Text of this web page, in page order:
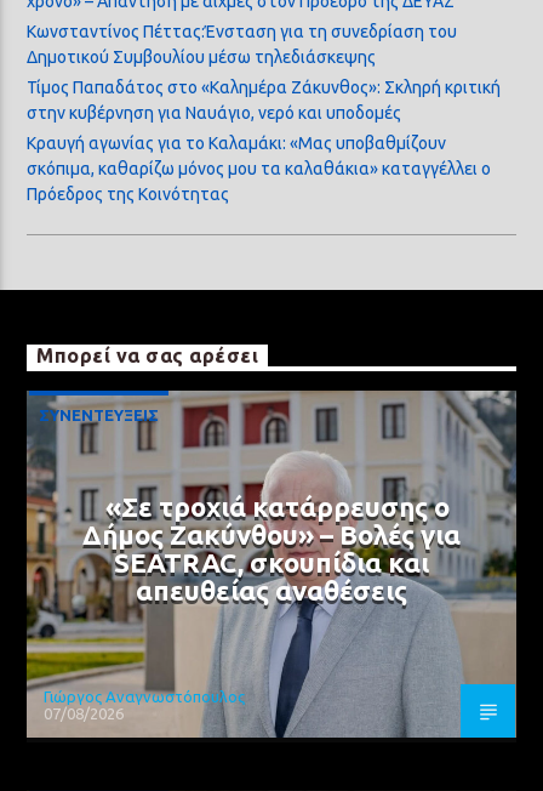
Κωνσταντίνος Πέττας:Ένσταση για τη συνεδρίαση του
Δημοτικού Συμβουλίου μέσω τηλεδιάσκεψης
Τίμος Παπαδάτος στο «Καλημέρα Ζάκυνθος»: Σκληρή κριτική
στην κυβέρνηση για Ναυάγιο, νερό και υποδομές
Κραυγή αγωνίας για το Καλαμάκι: «Μας υποβαθμίζουν
σκόπιμα, καθαρίζω μόνος μου τα καλαθάκια» καταγγέλλει ο
Πρόεδρος της Κοινότητας
Μπορεί να σας αρέσει
ΣΥΝΕΝΤΕΥΞΕΙΣ
«Σε τροχιά κατάρρευσης ο
Δήμος Ζακύνθου» – Βολές για
SEATRAC, σκουπίδια και
απευθείας αναθέσεις
Γιώργος Αναγνωστόπουλος
07/08/2026